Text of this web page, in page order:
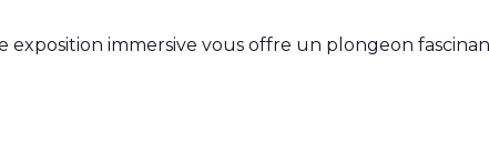
exposition immersive vous offre un plongeon